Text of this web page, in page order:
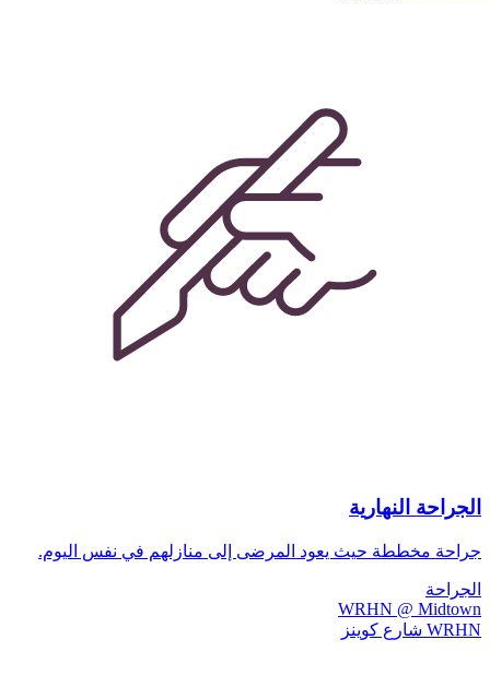
الجراحة النهارية
جراحة مخططة حيث يعود المرضى إلى منازلهم في نفس اليوم.
الجراحة
WRHN @ Midtown
WRHN شارع كوينز